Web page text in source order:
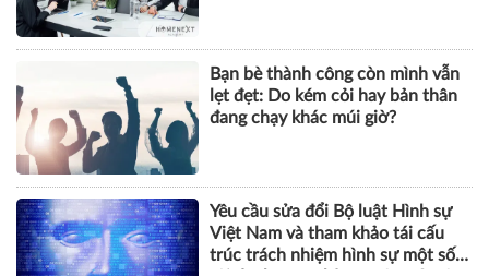
Những nguyên tắc lãnh đạo quan
trọng từ các nhà quản trị mà bạn
nên biết
Bạn bè thành công còn mình vẫn
lẹt đẹt: Do kém cỏi hay bản thân
đang chạy khác múi giờ?